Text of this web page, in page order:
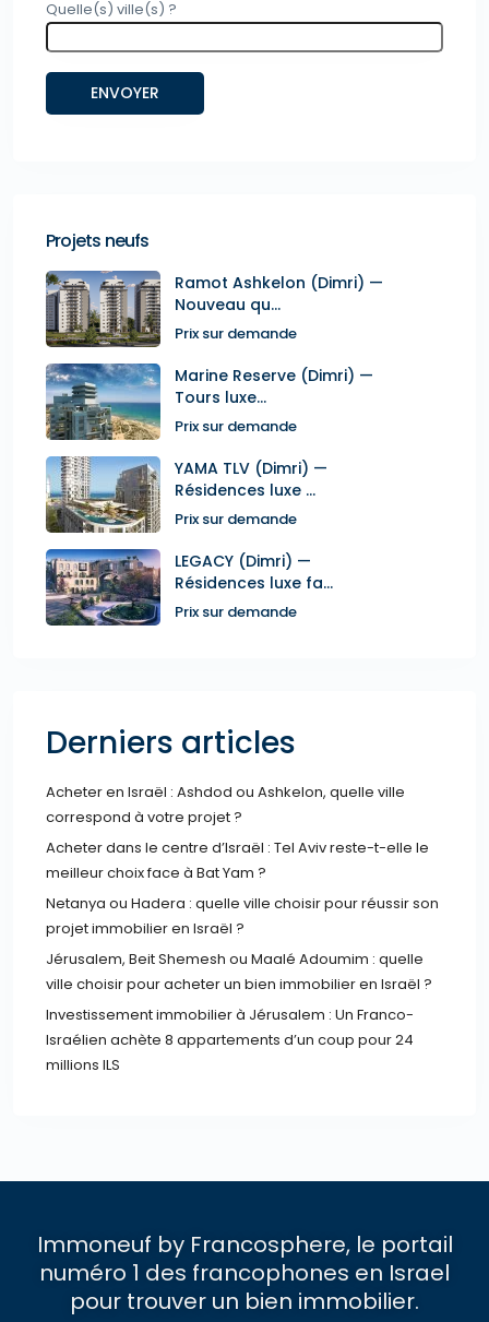
Quelle(s) ville(s) ?
Projets neufs
Ramot Ashkelon (Dimri) —
Nouveau qu...
Prix sur demande
Marine Reserve (Dimri) —
Tours luxe...
Prix sur demande
YAMA TLV (Dimri) —
Résidences luxe ...
Prix sur demande
LEGACY (Dimri) —
Résidences luxe fa...
Prix sur demande
Derniers articles
Acheter en Israël : Ashdod ou Ashkelon, quelle ville
correspond à votre projet ?
Acheter dans le centre d’Israël : Tel Aviv reste-t-elle le
meilleur choix face à Bat Yam ?
Netanya ou Hadera : quelle ville choisir pour réussir son
projet immobilier en Israël ?
Jérusalem, Beit Shemesh ou Maalé Adoumim : quelle
ville choisir pour acheter un bien immobilier en Israël ?
Investissement immobilier à Jérusalem : Un Franco-
Israélien achète 8 appartements d’un coup pour 24
millions ILS
Immoneuf by Francosphere, le portail
numéro 1 des francophones en Israel
pour trouver un bien immobilier.